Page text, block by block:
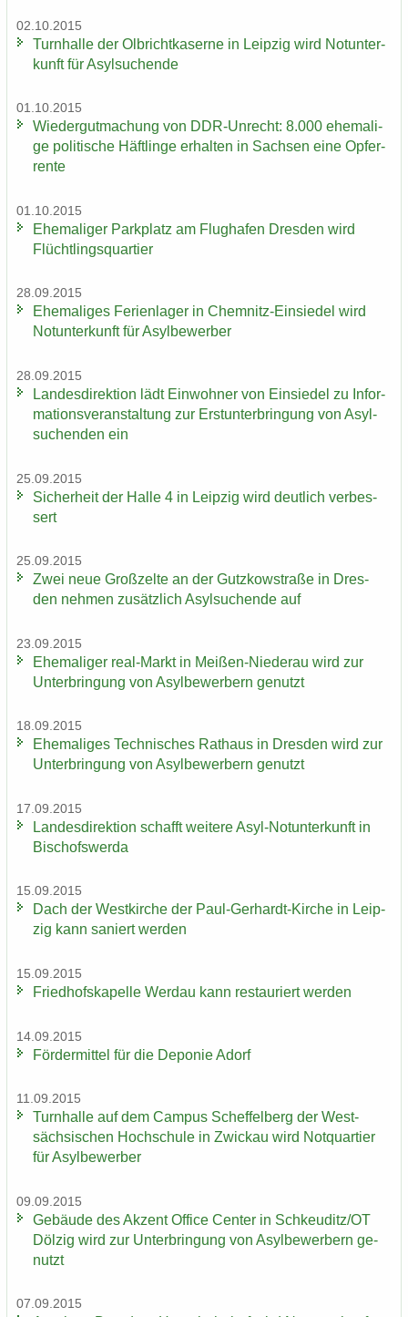
02.10.2015
Turn­hal­le der Ol­bricht­ka­ser­ne in Leip­zig wird Not­un­ter­
kunft für Asyl­su­chen­de
01.10.2015
Wie­der­gut­ma­chung von DDR-​Unrecht: 8.000 ehe­ma­li­
ge po­li­ti­sche Häft­lin­ge er­hal­ten in Sach­sen eine Op­fer­
ren­te
01.10.2015
Ehe­ma­li­ger Park­platz am Flug­ha­fen Dres­den wird
Flücht­lings­quar­tier
28.09.2015
Ehe­ma­li­ges Fe­ri­en­la­ger in Chemnitz-​Einsiedel wird
Not­un­ter­kunft für Asyl­be­wer­ber
28.09.2015
Lan­des­di­rek­ti­on lädt Ein­woh­ner von Ein­sie­del zu In­for­
ma­ti­ons­ver­an­stal­tung zur Erst­un­ter­brin­gung von Asyl­
su­chen­den ein
25.09.2015
Si­cher­heit der Halle 4 in Leip­zig wird deut­lich ver­bes­
sert
25.09.2015
Zwei neue Groß­zel­te an der Gutz­kow­stra­ße in Dres­
den neh­men zu­sätz­lich Asyl­su­chen­de auf
23.09.2015
Ehe­ma­li­ger real-​Markt in Meißen-​Niederau wird zur
Un­ter­brin­gung von Asyl­be­wer­bern ge­nutzt
18.09.2015
Ehe­ma­li­ges Tech­ni­sches Rat­haus in Dres­den wird zur
Un­ter­brin­gung von Asyl­be­wer­bern ge­nutzt
17.09.2015
Lan­des­di­rek­ti­on schafft wei­te­re Asyl-​Notunterkunft in
Bi­schofs­wer­da
15.09.2015
Dach der West­kir­che der Paul-​Gerhardt-Kirche in Leip­
zig kann sa­niert wer­den
15.09.2015
Fried­hofs­ka­pel­le Wer­dau kann re­stau­riert wer­den
14.09.2015
För­der­mit­tel für die De­po­nie Adorf
11.09.2015
Turn­hal­le auf dem Cam­pus Schef­fel­berg der West­
säch­si­schen Hoch­schu­le in Zwi­ckau wird Not­quar­tier
für Asyl­be­wer­ber
09.09.2015
Ge­bäu­de des Ak­zent Of­fice Cen­ter in Schkeu­ditz/OT
Döl­zig wird zur Un­ter­brin­gung von Asyl­be­wer­bern ge­
nutzt
07.09.2015